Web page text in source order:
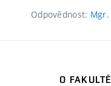
Odpovědnost: Mgr.
O FAKULTĚ